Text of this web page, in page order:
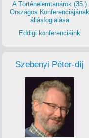
A Történelemtanárok (35.)
Országos Konferenciájának
állásfoglalása
Eddigi konferenciáink
Szebenyi Péter-díj